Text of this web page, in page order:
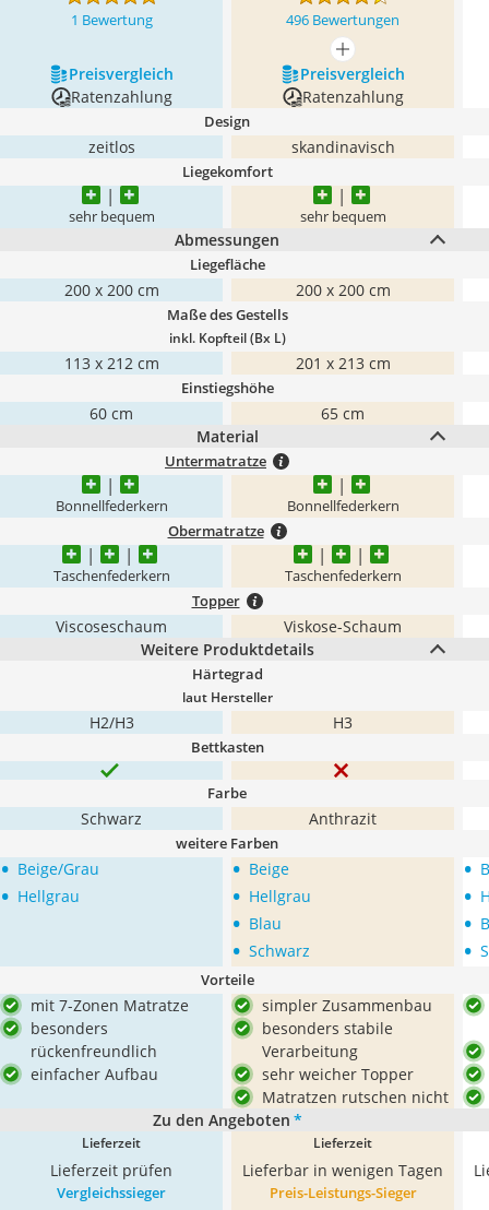
1 Bewertung 496 Bewertungen
mehr anzeigen
Preis­vergleich
Preis­vergleich
Ratenzahlung
Ratenzahlung
Design
zeitlos skandinavisch
Liegekomfort
sehr bequem sehr bequem
Abmessungen
Liegefläche
200 x 200 cm 200 x 200 cm
Maße des Gestells
inkl. Kopfteil (Bx L)
113 x 212 cm 201 x 213 cm
Einstiegshöhe
60 cm
65 cm
Material
Untermatratze
Bonnellfederkern Bonnellfederkern
Obermatratze
Taschenfederkern Taschenfederkern
Topper
Viscoseschaum
Viskose-Schaum
Weitere Produktdetails
Härtegrad
laut Hersteller
H2/H3 H3
Bettkasten
Farbe
Schwarz Anthrazit
weitere Farben
• Beige/Grau
• Hellgrau
• Beige
• Hellgrau
• Blau
• Schwarz
•
•
•
•
Vorteile
mit 7-Zonen Matratze
besonders
rückenfreundlich
einfacher Aufbau
simpler Zusammenbau
besonders stabile
Verarbeitung
sehr weicher Topper
Matratzen rutschen nicht
Zu den Angeboten *
Lieferzeit
Lieferzeit prüfen
Lieferzeit
Lieferbar in wenigen Tagen
Vergleichssieger Preis-Leistungs-Sieger